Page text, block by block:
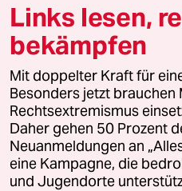
reicher Kunden auf die von
Die Frau attestiert sich selbst
Links lesen,
bekämpfen
Mit doppelter Kraft für
Besonders jetzt brauchen
Rechtsextremismus
Daher gehen 50 Prozent
Neuanmeldungen an
eine Kampagne, die
und Jugendorte